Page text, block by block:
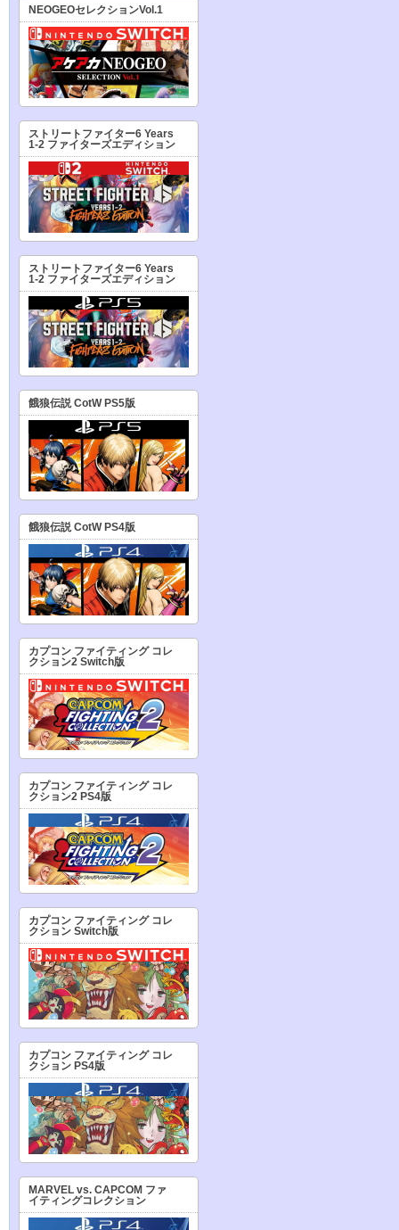
NEOGEOセレクションVol.1
ストリートファイター6 Years
1-2 ファイターズエディション
ストリートファイター6 Years
1-2 ファイターズエディション
餓狼伝説 CotW PS5版
餓狼伝説 CotW PS4版
カプコン ファイティング コレ
クション2 Switch版
カプコン ファイティング コレ
クション2 PS4版
カプコン ファイティング コレ
クション Switch版
カプコン ファイティング コレ
クション PS4版
MARVEL vs. CAPCOM ファ
イティングコレクション